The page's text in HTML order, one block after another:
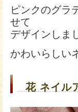
ピンクのグラ
せて
デザインしま
かわいらしい
花 ネイ